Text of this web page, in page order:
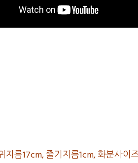
름17cm, 줄기지름1cm, 화분사